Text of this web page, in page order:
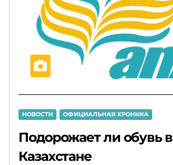
НОВОСТИ ОФИЦИАЛЬНАЯ ХРОНИКА
Подорожает ли обувь в
Казахстане